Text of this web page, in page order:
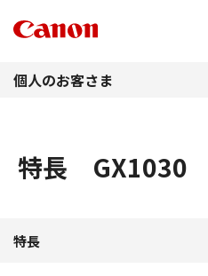
個人のお客さま
特長 GX1030
特長